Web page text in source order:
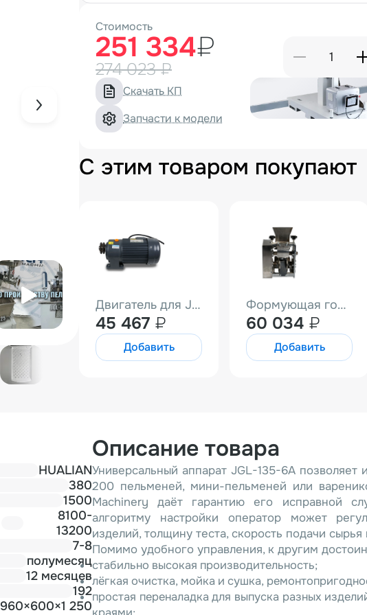
Стоимость
251 334₽
274 023 ₽
Скачать КП
Запчасти к модели
С этим товаром покупают
Двигатель для JGL-135-6A
45 467 ₽
Добавить
Формующая голова для JGL-135-6A (7-8g) HZ
60 034 ₽
Добавить
HUALIAN
380
1500
8100-
13200
7-8
полумесяц
12 месяцев
192
960×600×1 250
Описание товара
Универсальный аппарат JGL-135-6A позволяет
200 пельменей, мини-пельменей или
Machinery даёт гарантию его исправной
алгоритму настройки оператор может
изделий, толщину теста, скорость подачи сырья
Помимо удобного управления, к другим
стабильно высокая производительность;
лёгкая очистка, мойка и сушка,
простая переналадка для выпуска разных